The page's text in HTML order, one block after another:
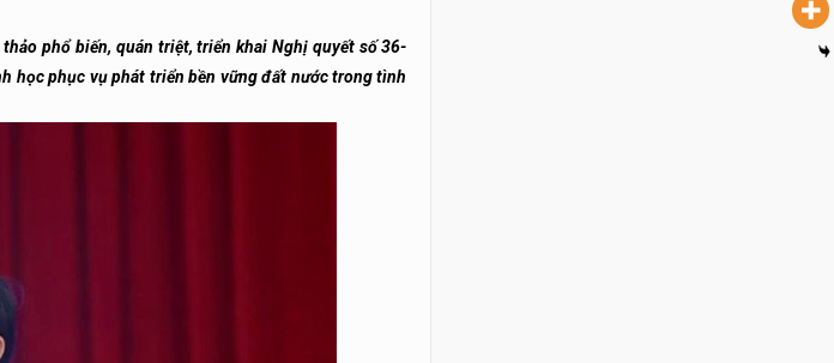
phổ biến, quán triệt, triển khai Nghị quyết số 36-
học phục vụ phát triển bền vững đất nước trong tình